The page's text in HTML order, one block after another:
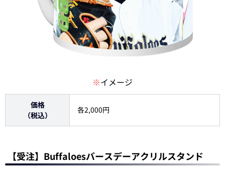
※イメージ
価格
（税込）
各2,000円
【受注】Buffaloesバースデーアクリルスタンド